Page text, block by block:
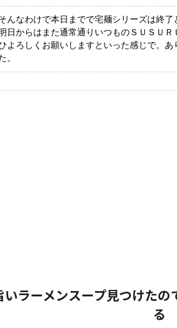
んなわけで本日までで宅麺シリーズは終了
日からはまた通常通りいつものＳＵＳＵ
よろしくお願いしますといった感じで。
。
いラーメンスープ見つけた
る